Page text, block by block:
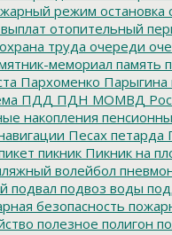
режим остановка
отопительный
охрана труда очереди
мемориал память
Пархоменко Парыгина
ПДД ПДН МОМВД
накопления
Песах петарда
пикник Пикник на
волейбол
подвал подвоз воды
безопасность
полезное полигон